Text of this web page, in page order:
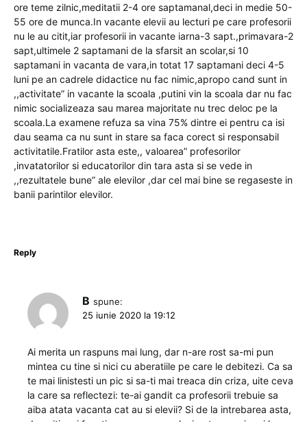
ore teme zilnic,meditatii 2-4 ore saptamanal,deci in medie 50-
55 ore de munca.In vacante elevii au lecturi pe care profesorii
nu le au citit,iar profesorii in vacante iarna-3 sapt.,primavara-2
sapt,ultimele 2 saptamani de la sfarsit an scolar,si 10
saptamani in vacanta de vara,in totat 17 saptamani deci 4-5
luni pe an cadrele didactice nu fac nimic,apropo cand sunt in
,,activitate” in vacante la scoala ,putini vin la scoala dar nu fac
nimic socializeaza sau marea majoritate nu trec deloc pe la
scoala.La examene refuza sa vina 75% dintre ei pentru ca isi
dau seama ca nu sunt in stare sa faca corect si responsabil
activitatile.Fratilor asta este,, valoarea” profesorilor
,invatatorilor si educatorilor din tara asta si se vede in
,,rezultatele bune” ale elevilor ,dar cel mai bine se regaseste in
banii parintilor elevilor.
Reply
B spune:
25 iunie 2020 la 19:12
Ai merita un raspuns mai lung, dar n-are rost sa-mi pun
mintea cu tine si nici cu aberatiile pe care le debitezi. Ca sa
te mai linistesti un pic si sa-ti mai treaca din criza, uite ceva
la care sa reflectezi: te-ai gandit ca profesorii trebuie sa
aiba atata vacanta cat au si elevii? Si de la intrebarea asta,